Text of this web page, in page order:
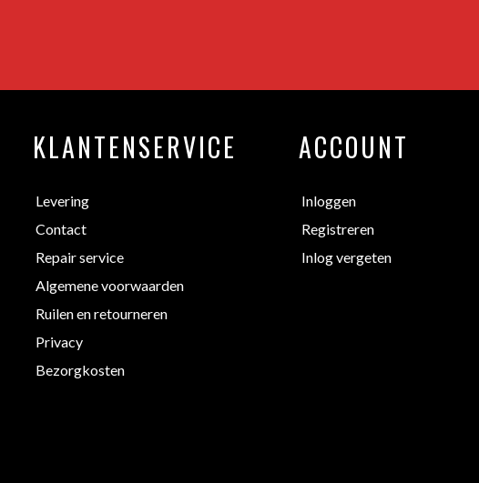
KLANTENSERVICE
Levering
Contact
Repair service
Algemene voorwaarden
Ruilen en retourneren
Privacy
Bezorgkosten
ACCOUNT
Inloggen
Registreren
Inlog vergeten